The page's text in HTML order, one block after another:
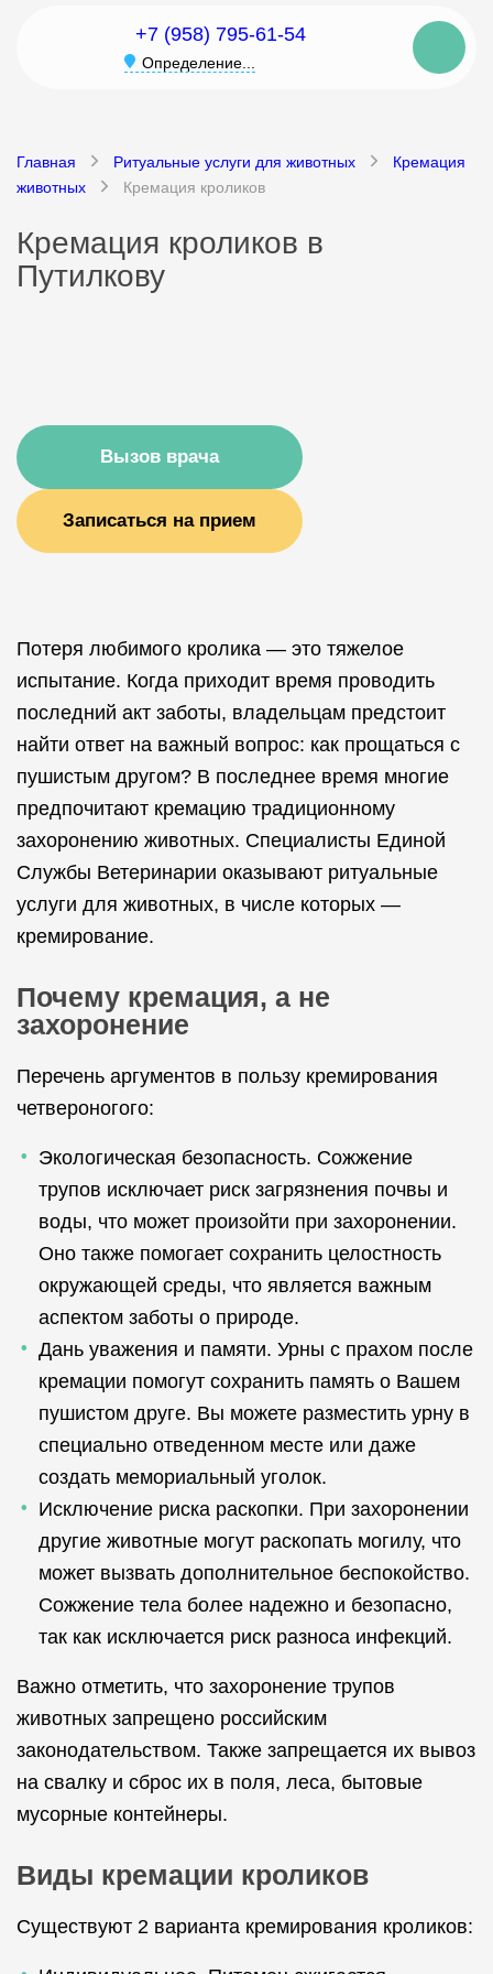
+7 (958) 795-61-54
Определение...
Главная Ритуальные услуги для животных
Кремация
животных
Кремация кроликов
Кремация кроликов в
Путилкову
Вызов врача
Записаться на прием
Потеря любимого кролика — это тяжелое
испытание. Когда приходит время проводить
последний акт заботы, владельцам предстоит
найти ответ на важный вопрос: как прощаться с
пушистым другом? В последнее время многие
предпочитают кремацию традиционному
захоронению животных. Специалисты Единой
Службы Ветеринарии оказывают ритуальные
услуги для животных, в числе которых —
кремирование.
Почему кремация, а не
захоронение
Перечень аргументов в пользу кремирования
четвероногого:
Экологическая безопасность. Сожжение
трупов исключает риск загрязнения почвы и
воды, что может произойти при захоронении.
Оно также помогает сохранить целостность
окружающей среды, что является важным
аспектом заботы о природе.
Дань уважения и памяти. Урны с прахом после
кремации помогут сохранить память о Вашем
пушистом друге. Вы можете разместить урну в
специально отведенном месте или даже
создать мемориальный уголок.
Исключение риска раскопки. При захоронении
другие животные могут раскопать могилу, что
может вызвать дополнительное беспокойство.
Сожжение тела более надежно и безопасно,
так как исключается риск разноса инфекций.
Важно отметить, что захоронение трупов
животных запрещено российским
законодательством. Также запрещается их вывоз
на свалку и сброс их в поля, леса, бытовые
мусорные контейнеры.
Виды кремации кроликов
Существуют 2 варианта кремирования кроликов: